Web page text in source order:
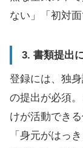
ない」「初対
3. 書類提出
登録には、独
の提出が必須
けが活動でき
「身元がはっ